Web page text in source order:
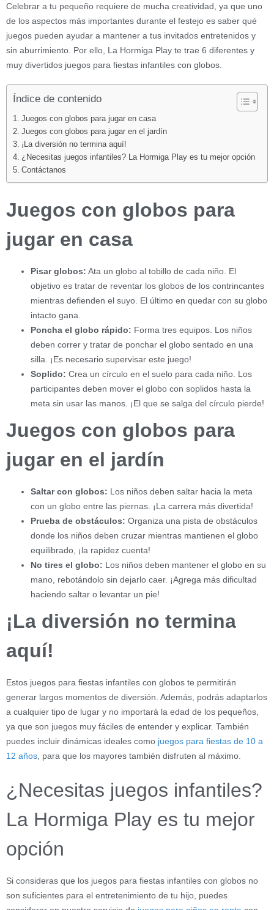
Celebrar a tu pequeño requiere de mucha creatividad, ya que uno
de los aspectos más importantes durante el festejo es saber qué
juegos pueden ayudar a mantener a tus invitados entretenidos y
sin aburrimiento. Por ello, La Hormiga Play te trae 6 diferentes y
muy divertidos juegos para fiestas infantiles con globos.
Índice de contenido
Juegos con globos para jugar en casa
Juegos con globos para jugar en el jardín
¡La diversión no termina aquí!
¿Necesitas juegos infantiles? La Hormiga Play es tu mejor opción
Contáctanos
Juegos con globos para
jugar en casa
Pisar globos: Ata un globo al tobillo de cada niño. El
objetivo es tratar de reventar los globos de los contrincantes
mientras defienden el suyo. El último en quedar con su globo
intacto gana.
Poncha el globo rápido: Forma tres equipos. Los niños
deben correr y tratar de ponchar el globo sentado en una
silla. ¡Es necesario supervisar este juego!
Soplido: Crea un círculo en el suelo para cada niño. Los
participantes deben mover el globo con soplidos hasta la
meta sin usar las manos. ¡El que se salga del círculo pierde!
Juegos con globos para
jugar en el jardín
Saltar con globos: Los niños deben saltar hacia la meta
con un globo entre las piernas. ¡La carrera más divertida!
Prueba de obstáculos: Organiza una pista de obstáculos
donde los niños deben cruzar mientras mantienen el globo
equilibrado, ¡la rapidez cuenta!
No tires el globo: Los niños deben mantener el globo en su
mano, rebotándolo sin dejarlo caer. ¡Agrega más dificultad
haciendo saltar o levantar un pie!
¡La diversión no termina
aquí!
Estos juegos para fiestas infantiles con globos te permitirán
generar largos momentos de diversión. Además, podrás adaptarlos
a cualquier tipo de lugar y no importará la edad de los pequeños,
ya que son juegos muy fáciles de entender y explicar. También
puedes incluir dinámicas ideales como juegos para fiestas de 10 a
12 años , para que los mayores también disfruten al máximo.
¿Necesitas juegos infantiles?
La Hormiga Play es tu mejor
opción
Si consideras que los juegos para fiestas infantiles con globos no
son suficientes para el entretenimiento de tu hijo, puedes